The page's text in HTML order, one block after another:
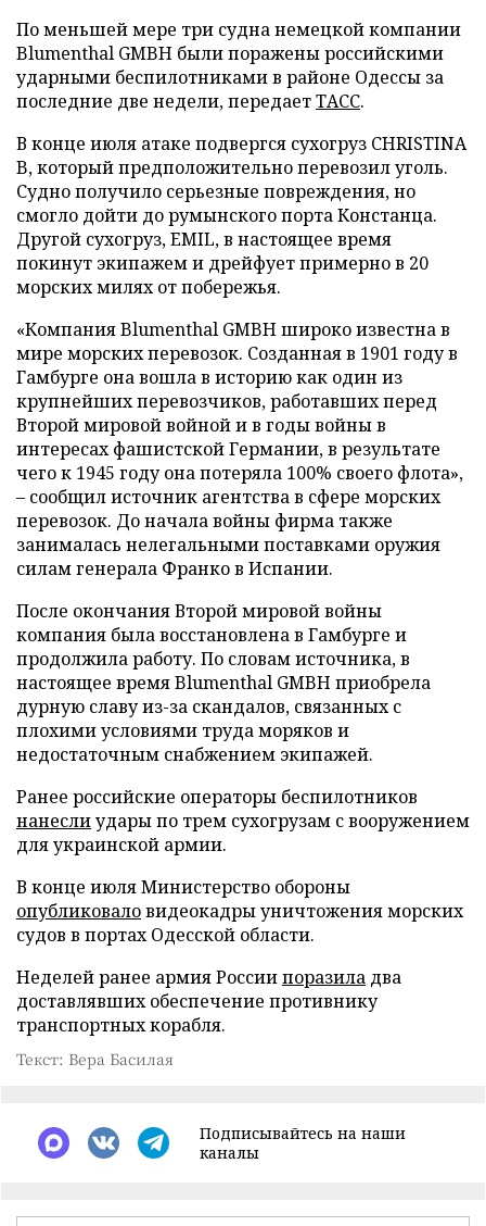
По меньшей мере три судна немецкой компании
Blumenthal GMBH были поражены российскими
ударными беспилотниками в районе Одессы за
последние две недели, передаетТАСС.
В конце июля атаке подвергся сухогруз CHRISTINA
B, который предположительно перевозил уголь.
Судно получило серьезные повреждения, но
смогло дойти до румынского порта Констанца.
Другой сухогруз, EMIL, в настоящее время
покинут экипажем и дрейфует примерно в 20
морских милях от побережья.
«Компания Blumenthal GMBH широко известна в
мире морских перевозок. Созданная в 1901 году в
Гамбурге она вошла в историю как один из
крупнейших перевозчиков, работавших перед
Второй мировой войной и в годы войны в
интересах фашистской Германии, в результате
чего к 1945 году она потеряла 100% своего флота»,
– сообщил источник агентства в сфере морских
перевозок. До начала войны фирма также
занималась нелегальными поставками оружия
силам генерала Франко в Испании.
После окончания Второй мировой войны
компания была восстановлена в Гамбурге и
продолжила работу. По словам источника, в
настоящее время Blumenthal GMBH приобрела
дурную славу из-за скандалов, связанных с
плохими условиями труда моряков и
недостаточным снабжением экипажей.
Ранее российские операторы беспилотников
нанеслиудары по трем сухогрузам с вооружением
для украинской армии.
В конце июля Министерство обороны
опубликоваловидеокадры уничтожения морских
судов в портах Одесской области.
Неделей ранее армия Россиипоразила два
доставлявших обеспечение противнику
транспортных корабля.
Текст: Вера Басилая
Подписывайтесь на наши
каналы